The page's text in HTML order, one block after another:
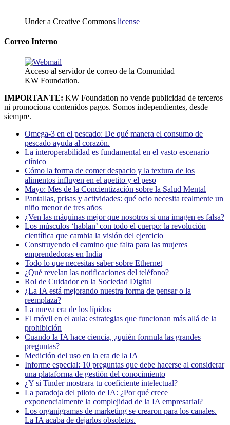
Under a Creative Commons license
Correo Interno
Acceso al servidor de correo de la Comunidad
KW Foundation.
IMPORTANTE: KW Foundation no vende publicidad de terceros
ni promociona contenidos pagos. Somos independientes, desde
siempre.
Omega-3 en el pescado: De qué manera el consumo de
pescado ayuda al corazón.
La interoperabilidad es fundamental en el vasto escenario
clínico
Cómo la forma de comer despacio y la textura de los
alimentos influyen en el apetito y el peso
Mayo: Mes de la Concientización sobre la Salud Mental
Pantallas, prisas y actividades: qué ocio necesita realmente un
niño menor de tres años
¿Ven las máquinas mejor que nosotros si una imagen es falsa?
Los músculos ‘hablan’ con todo el cuerpo: la revolución
científica que cambia la visión del ejercicio
Construyendo el camino que falta para las mujeres
emprendedoras en India
Todo lo que necesitas saber sobre Ethernet
¿Qué revelan las notificaciones del teléfono?
Rol de Cuidador en la Sociedad Digital
¿La IA está mejorando nuestra forma de pensar o la
reemplaza?
La nueva era de los lípidos
El móvil en el aula: estrategias que funcionan más allá de la
prohibición
Cuando la IA hace ciencia, ¿quién formula las grandes
preguntas?
Medición del uso en la era de la IA
Informe especial: 10 preguntas que debe hacerse al considerar
una plataforma de gestión del conocimiento
¿Y si Tinder mostrara tu coeficiente intelectual?
La paradoja del piloto de IA: ¿Por qué crece
exponencialmente la complejidad de la IA empresarial?
Los organigramas de marketing se crearon para los canales.
La IA acaba de dejarlos obsoletos.